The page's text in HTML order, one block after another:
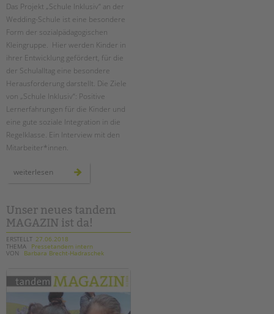
Das Projekt „Schule Inklusiv“ an der
Wedding-Schule ist eine besondere
Form der sozialpädagogischen
Kleingruppe. Hier werden Kinder in
ihrer Entwicklung gefördert, für die
der Schulalltag eine besondere
Herausforderung darstellt. Die Ziele
von „Schule Inklusiv“: Positive
Lernerfahrungen für die Kinder und
eine gute soziale Integration in die
Regelklasse. Ein Interview mit den
Mitarbeiter*innen.
weiterlesen temporäre
lerngruppen
schule
Unser neues tandem
MAGAZIN ist da!
ERSTELLT 27.06.2018
THEMA
Pressetandem intern
VON
Barbara Brecht-Hadraschek